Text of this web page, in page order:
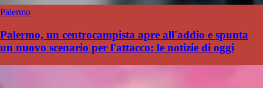
Palermo
Palermo, un centrocampista apre all'addio e spunta
un nuovo scenario per l'attacco: le notizie di oggi